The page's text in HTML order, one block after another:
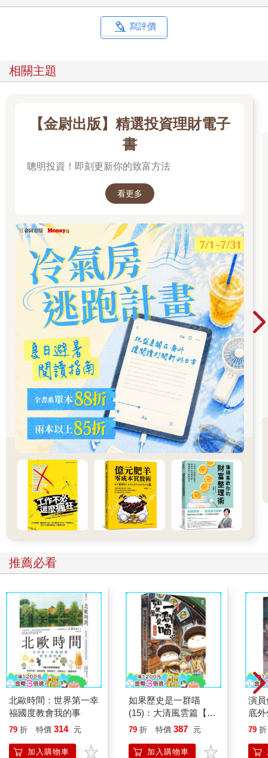
寫評價
相關主題
【金尉出版】精選投資理財電子
書
聰明投資！即刻更新你的致富方法
看更多
推薦必看
北歐時間：世界第一幸
福國度教會我的事
79 折 特價 314 元
加入購物車
如果歷史是一群喵
(15)：大清風雲篇【萌
貓漫畫學歷史】
79 折 特價 387 元
加入購物車
演
底
79 折